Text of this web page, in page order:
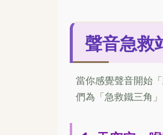
聲音急救
當你感覺聲音開始
們為「急救鐵三角」